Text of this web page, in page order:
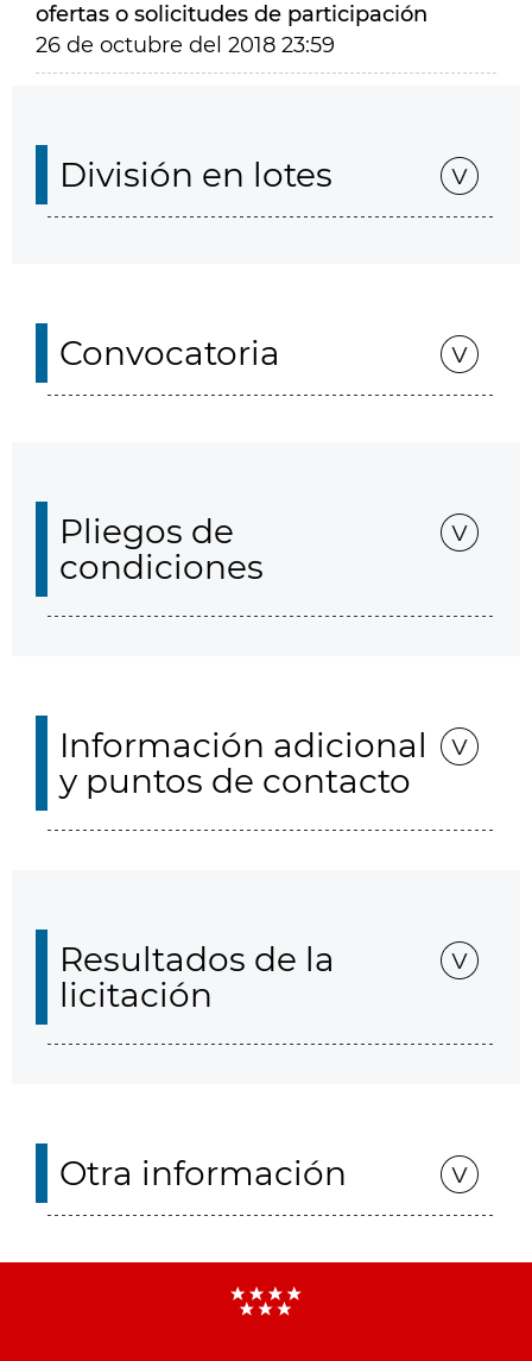
ofertas o solicitudes de participación
26 de octubre del 2018 23:59
División en lotes
Convocatoria
Pliegos de
condiciones
Información adicional
y puntos de contacto
Resultados de la
licitación
Otra información